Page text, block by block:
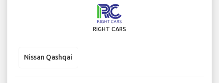
RIGHT CARS
Nissan Qashqai